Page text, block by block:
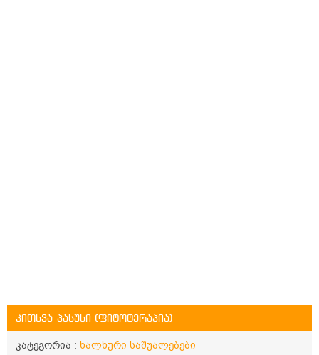
კითხვა-პასუხი (ფიტოტერაპია)
კატეგორია : ხალხური საშუალებები